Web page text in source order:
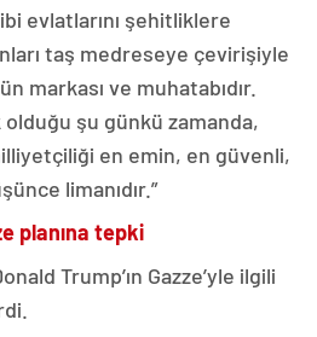
evlatlarını şehitliklere
taş medreseye çevirişiyle
markası ve muhatabıdır.
olduğu şu günkü zamanda,
en emin, en güvenli,
limanıdır.”
planına tepki
Trump’ın Gazze’yle ilgili